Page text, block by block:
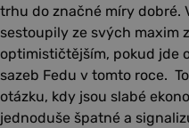
trhu do značné míry dobré.
sestoupily ze svých maxim
optimističtějším, pokud jde
sazeb Fedu v tomto roce.
otázku, kdy jsou slabé
jednoduše špatné a